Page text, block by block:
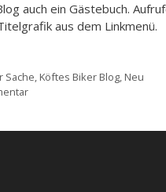
auch ein Gästebuch.
aus dem Linkmenü.
Sache, Köftes Biker Blog, Neu